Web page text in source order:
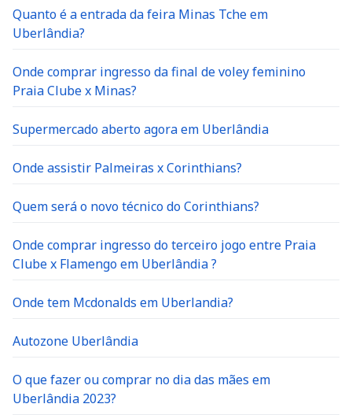
Quanto é a entrada da feira Minas Tche em
Uberlândia?
Onde comprar ingresso da final de voley feminino
Praia Clube x Minas?
Supermercado aberto agora em Uberlândia
Onde assistir Palmeiras x Corinthians?
Quem será o novo técnico do Corinthians?
Onde comprar ingresso do terceiro jogo entre Praia
Clube x Flamengo em Uberlândia ?
Onde tem Mcdonalds em Uberlandia?
Autozone Uberlândia
O que fazer ou comprar no dia das mães em
Uberlândia 2023?